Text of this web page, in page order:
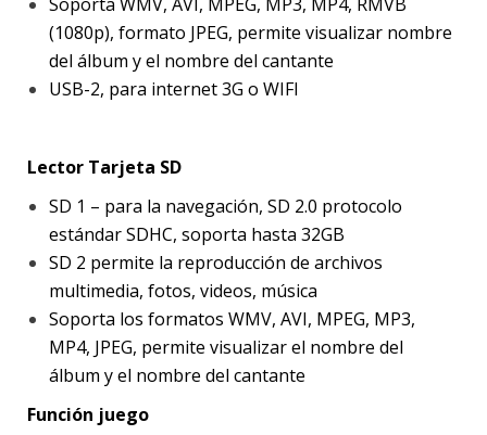
(1080p), formato JPEG, permite visualizar nombre
del álbum y el nombre del cantante
USB-2, para internet 3G o WIFI
Lector Tarjeta SD
SD 1 – para la navegación, SD 2.0 protocolo
estándar SDHC, soporta hasta 32GB
SD 2 permite la reproducción de archivos
multimedia, fotos, videos, música
Soporta los formatos WMV, AVI, MPEG, MP3,
MP4, JPEG, permite visualizar el nombre del
álbum y el nombre del cantante
Función juego